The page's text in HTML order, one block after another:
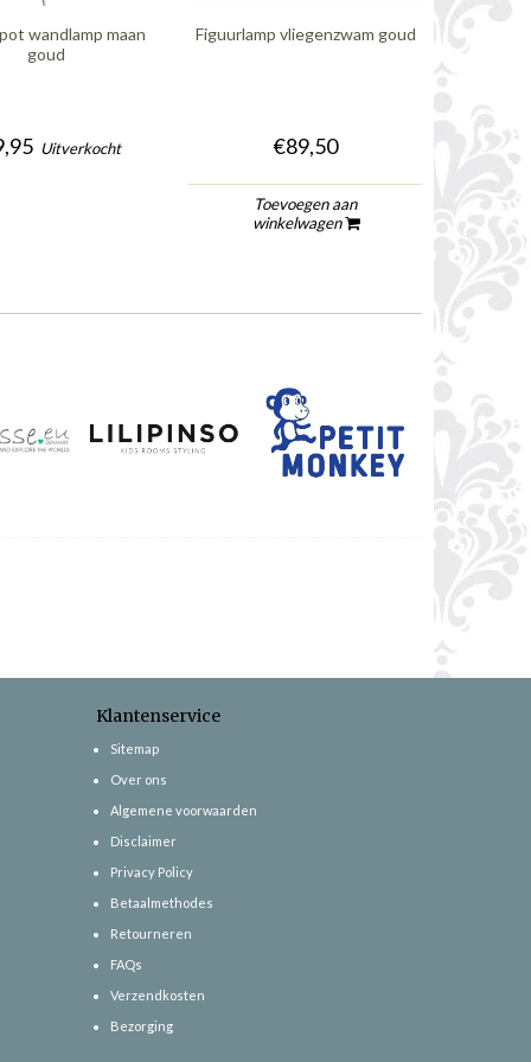
wandlamp maan
goud
Uitverkocht
Figuurlamp vliegenzwam goud
€89,50
Toevoegen aan
winkelwagen
Klantenservice
Sitemap
Over ons
Algemene voorwaarden
Disclaimer
Privacy Policy
Betaalmethodes
Retourneren
FAQs
Verzendkosten
Bezorging